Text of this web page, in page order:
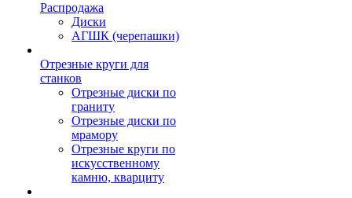
Распродажа
Диски
АГШК (черепашки)
Отрезные круги для
станков
Отрезные диски по
граниту
Отрезные диски по
мрамору
Отрезные круги по
искусственному
камню, кварциту